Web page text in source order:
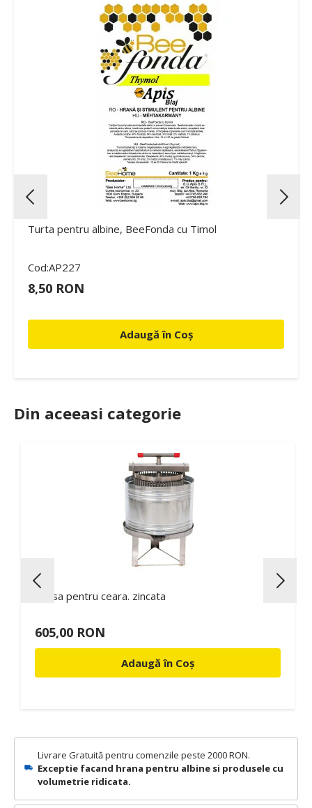
Livrare Gratuită pentru comenzile peste 2000 RON.
Exceptie facand hrana pentru albine si produsele cu
volumetrie ridicata.
Turta pentru albine, BeeFonda cu Timol
Cod:AP227
8,50 RON
Adaugă în Coș
Din aceeasi categorie
Presa pentru ceara. zincata
605,00 RON
Adaugă în Coș